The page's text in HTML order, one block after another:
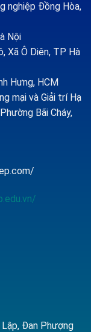
nghiệp Đồng Hòa,
Nội
Xã Ô Diên, TP Hà
Hưng, HCM
mại và Giải trí Hạ
Bãi Cháy,
Đan Phượng